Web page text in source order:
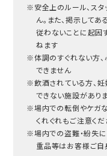
※安全上のルール、ス
ん。また、掲示して
従わないことに起因
ねます
※体調のすぐれない方
できません
※飲酒されている方、
できない施設があり
※場内での転倒やケガ
くれぐれもご注意く
※場内での盗難・紛失
重品等はお客様ご自